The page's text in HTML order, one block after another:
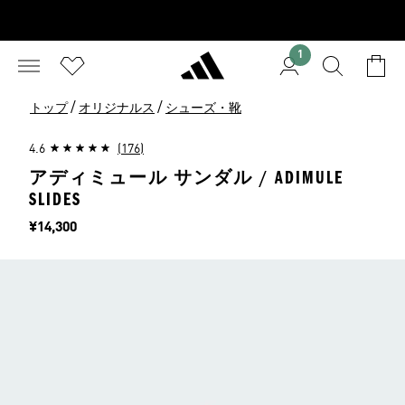
1
トップ / オリジナルス / シューズ・靴
4.6 (176)
アディミュール サンダル / ADIMULE
SLIDES
価格
¥14,300